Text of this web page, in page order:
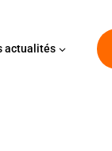
actualités